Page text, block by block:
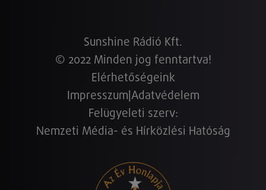
Sunshine Rádió Kft.
© 2022 Minden jog fenntartva!
Elérhetőségeink
Impresszum Adatvédelem
Felügyeleti szerv:
Nemzeti Média- és Hírközlési Hatóság